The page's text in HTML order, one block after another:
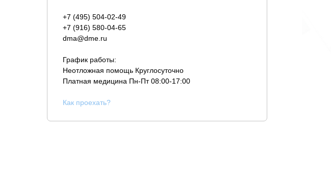
+7 (495) 504-02-49
+7 (916) 580-04-65
dma@dme.ru
График работы:
Неотложная помощь Круглосуточно
Платная медицина Пн-Пт 08:00-17:00
Как проехать?